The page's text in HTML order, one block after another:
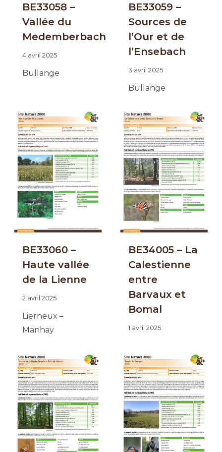
BE33058 –
Vallée du
Medemberbach
4 avril 2025
Bullange
BE33059 –
Sources de
l’Our et de
l’Ensebach
3 avril 2025
Bullange
BE33060 –
Haute vallée
de la Lienne
2 avril 2025
Lierneux –
Manhay
BE34005 – La
Calestienne
entre
Barvaux et
Bomal
1 avril 2025